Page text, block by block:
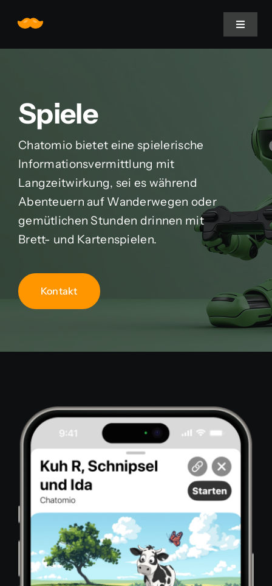
Inhalt
springen
Toggle
Über uns
Leistungen
Projekte
Blogomio
Spiele
Chatomio bietet eine spielerische
Informationsvermittlung mit
Langzeitwirkung, sei es während
Abenteuern auf Wanderwegen oder
gemütlichen Stunden drinnen mit
Brett- und Kartenspielen.
Kontakt